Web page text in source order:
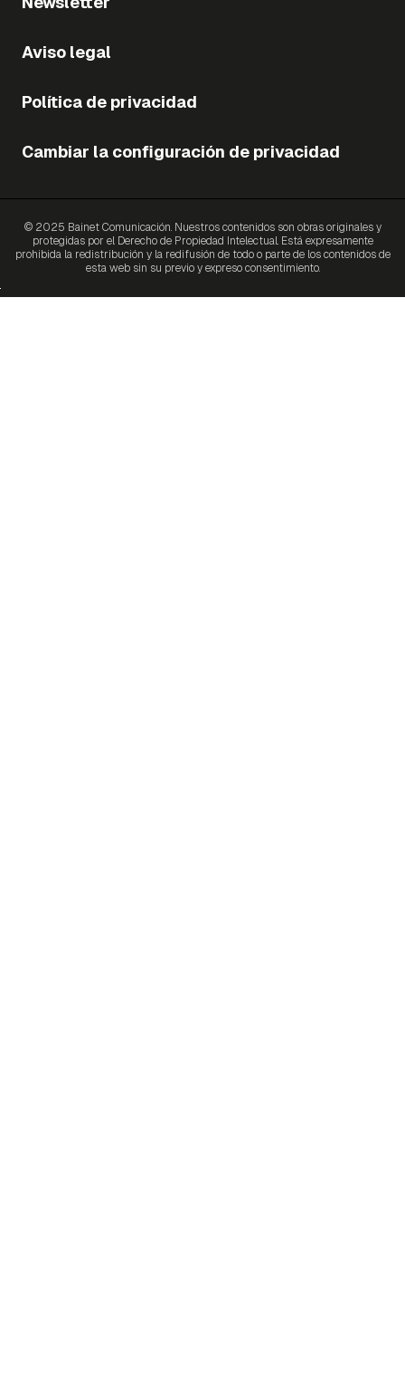
Aviso legal
Política de privacidad
Cambiar la configuración de privacidad
© 2025 Bainet Comunicación. Nuestros contenidos son obras originales y
protegidas por el Derecho de Propiedad Intelectual. Está expresamente
prohibida la redistribución y la redifusión de todo o parte de los contenidos de
esta web sin su previo y expreso consentimiento.